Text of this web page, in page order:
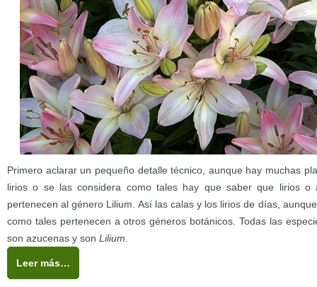
Primero aclarar un pequeño detalle técnico, aunque hay muchas
lirios o se las considera como tales hay que saber que lirios o
pertenecen al género Lilium. Así las calas y los lirios de días,
como tales pertenecen a otros géneros botánicos. Todas las
son azucenas y son Lilium
Leer más…